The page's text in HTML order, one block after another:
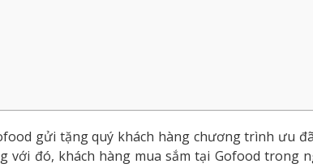
gửi tặng quý khách hàng chương trình ưu
với đó, khách hàng mua sắm tại Gofood trong